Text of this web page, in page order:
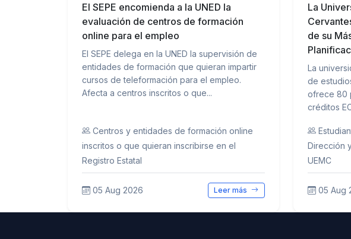
El SEPE encomienda a la UNED la
evaluación de centros de formación
online para el empleo
El SEPE delega en la UNED la supervisión de
entidades de formación que quieran impartir
cursos de teleformación para el empleo.
Afecta a centros inscritos o que...
Centros y entidades de formación online
inscritos o que quieran inscribirse en el
Registro Estatal
05 Aug 2026 Leer más
La
de su
La
de
ofrece 80
créditos
Dirección
UEMC
05 Aug